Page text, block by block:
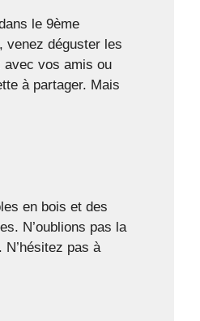
le 9ème
venez déguster les
avec vos amis ou
à partager. Mais
en bois et des
N’oublions pas la
pas à